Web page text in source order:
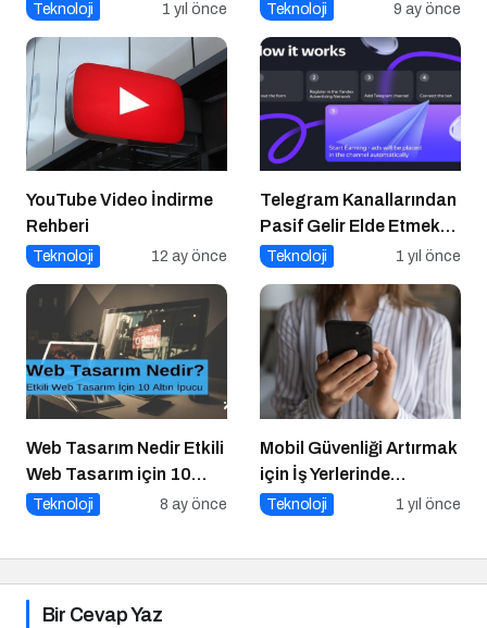
Teknoloji 1 yıl önce Teknoloji 9 ay önce
YouTube Video İndirme
Rehberi
Teknoloji 12 ay önce
Telegram Kanallarından
Pasif Gelir Elde Etmek
Artık Mümkün
Teknoloji 1 yıl önce
Web Tasarım Nedir Etkili
Web Tasarım için 10
Altın İpucu
Teknoloji 8 ay önce
Mobil Güvenliği Artırmak
için İş Yerlerinde
Alınabilecek 8 Temel
Teknoloji 1 yıl önce
Bir Cevap Yaz